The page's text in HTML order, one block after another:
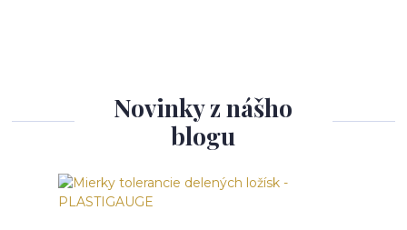
Novinky z nášho
blogu